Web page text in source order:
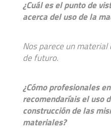
¿Cuál es el punto de
acerca del uso de la
Nos parece un
de futuro.
¿Cómo profesionales
recomendaríais el uso
construcción de las
materiales?